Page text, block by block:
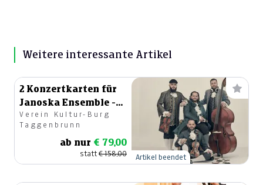
--- € 0,00
Weitere interessante Artikel
2 Konzertkarten für
Janoska Ensemble -
The BIG B´s
Verein Kultur-Burg
Taggenbrunn
ab nur € 79,00
statt€ 158,00 Artikel beendet